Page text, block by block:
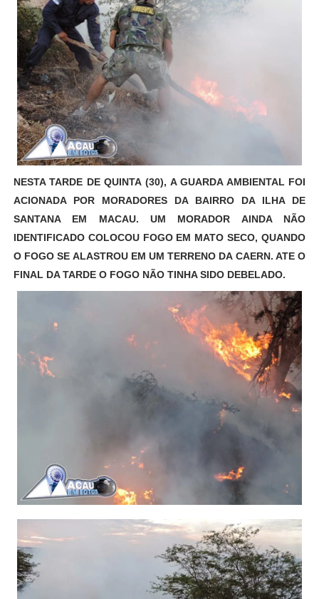
NESTA TARDE DE QUINTA (30), A GUARDA AMBIENTAL FOI
ACIONADA POR MORADORES DA BAIRRO DA ILHA DE
SANTANA EM MACAU. UM MORADOR AINDA NÃO
IDENTIFICADO COLOCOU FOGO EM MATO SECO, QUANDO
O FOGO SE ALASTROU EM UM TERRENO DA CAERN. ATE O
FINAL DA TARDE O FOGO NÃO TINHA SIDO DEBELADO.